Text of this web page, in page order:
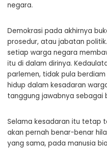
negara.
Demokrasi pada akhirnya
prosedur, atau jabatan
setiap warga negara
itu di dalam dirinya.
parlemen, tidak pula
hidup dalam kesadaran
tanggung jawabnya sebagai
Selama kesadaran itu tetap
akan pernah benar-benar
yang sama, pada manusia